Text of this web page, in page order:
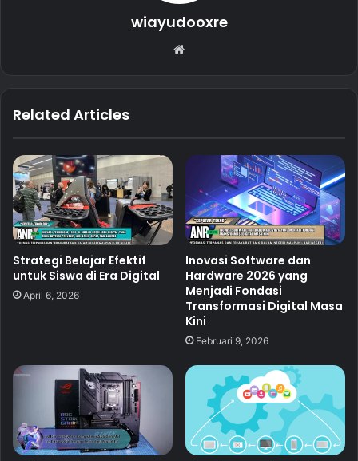
wiayudooxre
Related Articles
Strategi Belajar Efektif
untuk Siswa di Era Digital
April 6, 2026
Inovasi Software dan
Hardware 2026 yang
Menjadi Fondasi
Transformasi Digital Masa
Kini
Februari 9, 2026